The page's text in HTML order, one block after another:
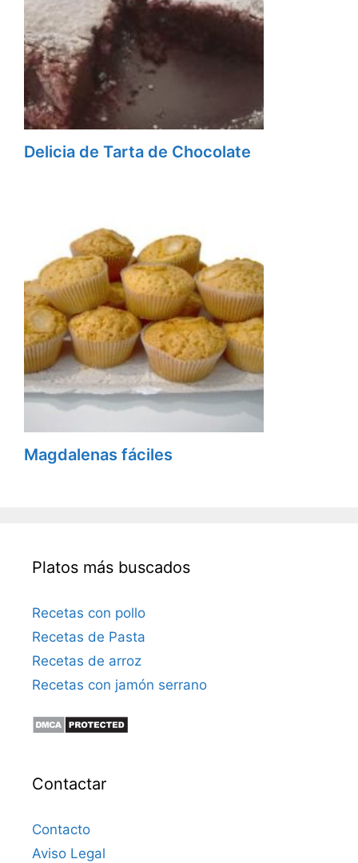
Delicia de Tarta de Chocolate
Magdalenas fáciles
Platos más buscados
Recetas con pollo
Recetas de Pasta
Recetas de arroz
Recetas con jamón serrano
Contactar
Contacto
Aviso Legal